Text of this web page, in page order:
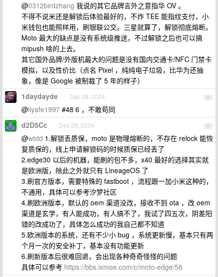
@0312birdzhang 我说的其它品牌言外之意指华 OV 。
不得不说米还是解锁后体验最好的，不炸 TEE 能指纹支付，小
米钱包也能照样用，刷银联公交。三星就算了，解锁彻底熔断。
Moto 最大的缺点是没有系统级推送，不过解锁之后也可以搞
mipush 啥的上去。
其它国外品牌/外版机最大的问题是没有国内交通卡/NFC 门禁卡
模拟，以及性价比（点名 Pixel ，纯纯电子垃圾，比华为还抽
象，像是 Google 被制裁了 5 年的样子）
49
1daydayde Dec 26, 2024
@liyafe1997 #48 6 ，不敢苟同
50
d2D5Cc Dec 26, 2024
@wtdd 1.解锁丢质保，moto 是物理熔断的，不存在 relock 能恢
复质保的，线上申请解锁码的时候质保已经丢了
2.edge30 以后的机器，能刷的包不多，x40 最好的选择其实就
是欧洲版，除此之外就只有 LineageOS 了
3.刷官方版本，需要特殊的 fastboot ，流程跟一加小米这种的，
不通用，具体可以参考汐梦社区
4.刷欧洲版本，默认的 oem 渠道没改，接收不到 ota ，改 oem
渠道是玄学，有人能成功，有人搞不了，我试了四五次，阴差阳
错的改成功了，具体怎么成功的我自己都不知道
5.欧洲版本的系统，还有不少小 bug ，系统更新慢，基本只有两
个月一次的安全补丁，基本没有功能更新
6.刷新版本后很难回退，会出现各种奇奇怪怪的问题
具体可以参考 https://bbs.ixmoe.com/c/moto-edge/58